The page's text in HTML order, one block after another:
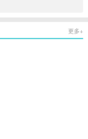
更多+